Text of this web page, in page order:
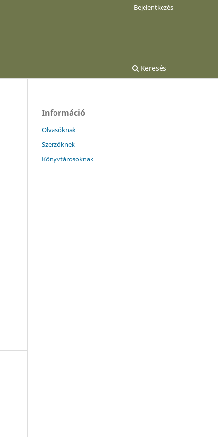
Keresés
Bejelentkezés
Információ
Olvasóknak
Szerzőknek
Könyvtárosoknak